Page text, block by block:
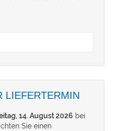
LIEFERTERMIN
14. August 2026 bei
Sie einen